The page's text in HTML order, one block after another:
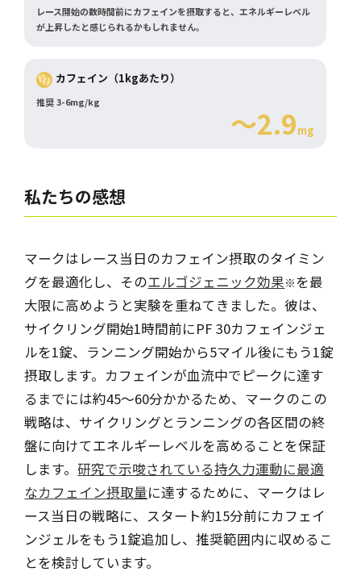
レース開始の数時間前にカフェインを摂取すると、エネルギーレベル
が上昇したと感じられるかもしれません。
カフェイン（1kgあたり）
推奨 3-6mg/kg
～2.9mg
私たちの感想
マークはレース当日のカフェイン摂取のタイミン
グを最適化し、そのエルゴジェニック効果※を最
大限に高めようと実験を重ねてきました。彼は、
サイクリング開始1時間前にPF 30カフェインジェ
ルを1錠、ランニング開始から5マイル後にもう1錠
摂取します。カフェインが血流中でピークに達す
るまでには約45～60分かかるため、マークのこの
戦略は、サイクリングとランニングの各区間の終
盤に向けてエネルギーレベルを高めることを保証
します。研究で示唆されている持久力運動に最適
なカフェイン摂取量に達するために、マークはレ
ース当日の戦略に、スタート約15分前にカフェイ
ンジェルをもう1錠追加し、推奨範囲内に収めるこ
とを検討しています。